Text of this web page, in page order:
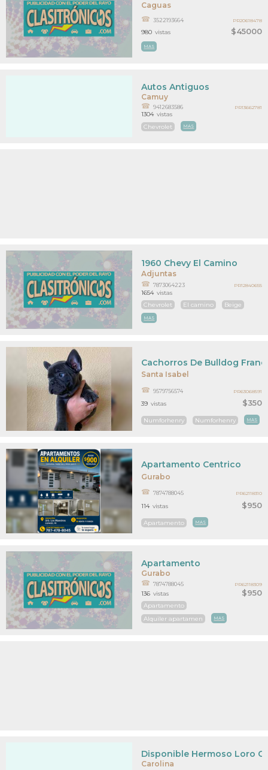
Caguas
$45000
3522193664
MAS
980 vistas
PR20618478
Camuy
Autos Antiguos
9412683586
Chevrolet MAS
1304 vistas
PR13662781
Adjuntas
1960 Chevy El Camino
7873064223
Chevrolet El camino Beige
MAS
1654 vistas
PR12840655
Santa Isabel
$350
Cachorros De Bulldog
9579756574
Numforhenry Numforhenry MAS
39 vistas
PR63068591
Gurabo
$950
Apartamento Centrico
7874788045
Apartamento MAS
114 vistas
PR62118310
Gurabo
$950
Apartamento
7874788045
Apartamento
Alquiler apartamen
MAS
136 vistas
PR62118309
Carolina
Disponible Hermoso Loro